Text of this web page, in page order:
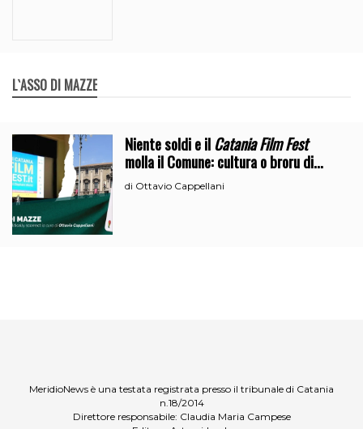
L`ASSO DI MAZZE
Niente soldi e ilCatania Film Fest
molla il Comune: cultura o broru di
ciciri?
di Ottavio Cappellani
MeridioNews è una testata registrata presso il tribunale di Catania
n.18/2014
Direttore responsabile: Claudia Maria Campese